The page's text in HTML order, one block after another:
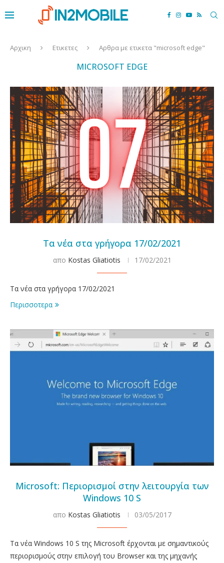
Αρχικη Ετικετες Αρθρα με ετικετα "microsoft edge"
MICROSOFT EDGE
Τα νέα στα γρήγορα 17/02/2021
απο Kostas Gliatiotis 17/02/2021
Τα νέα στα γρήγορα 17/02/2021
Περισσοτερα
Microsoft: Περιορισμοί στην λειτουργία των
Windows 10 S
απο Kostas Gliatiotis 03/05/2017
Τα νέα Windows 10 S της Microsoft έρχονται με σημαντικούς
περιορισμούς στην επιλογή του Browser και της μηχανής